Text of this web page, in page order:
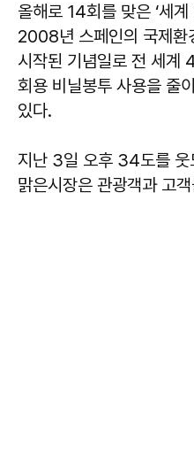
올해로 14회를 맞은 ‘세
2008년 스페인의 국제환
시작된 기념일로 전 세계
회용 비닐봉투 사용을 줄
있다.
지난 3일 오후 34도를 웃
맑은시장은 관광객과 고